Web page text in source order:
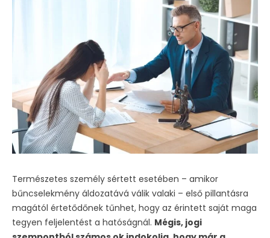
Természetes személy sértett esetében – amikor
bűncselekmény áldozatává válik valaki – első pillantásra
magától értetődőnek tűnhet, hogy az érintett saját maga
tegyen feljelentést a hatóságnál. Mégis, jogi